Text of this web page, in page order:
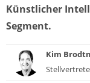
Künstlicher
Segment.
Kim